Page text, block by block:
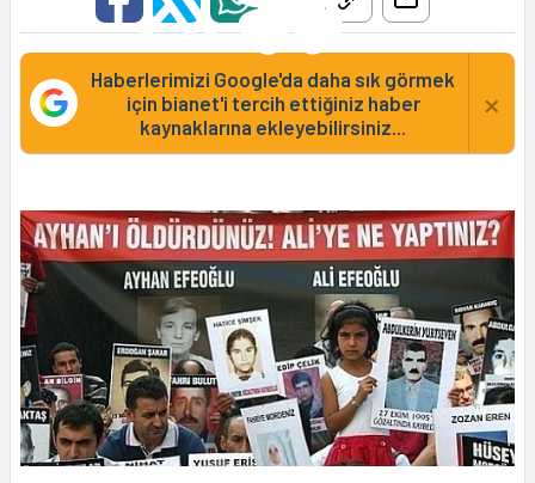
Haberlerimizi Google'da daha sık görmek
için bianet'i tercih ettiğiniz haber
kaynaklarına ekleyebilirsiniz...
×